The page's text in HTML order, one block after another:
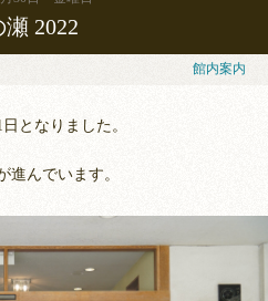
2022
館内案内
となりました。
んでいます。